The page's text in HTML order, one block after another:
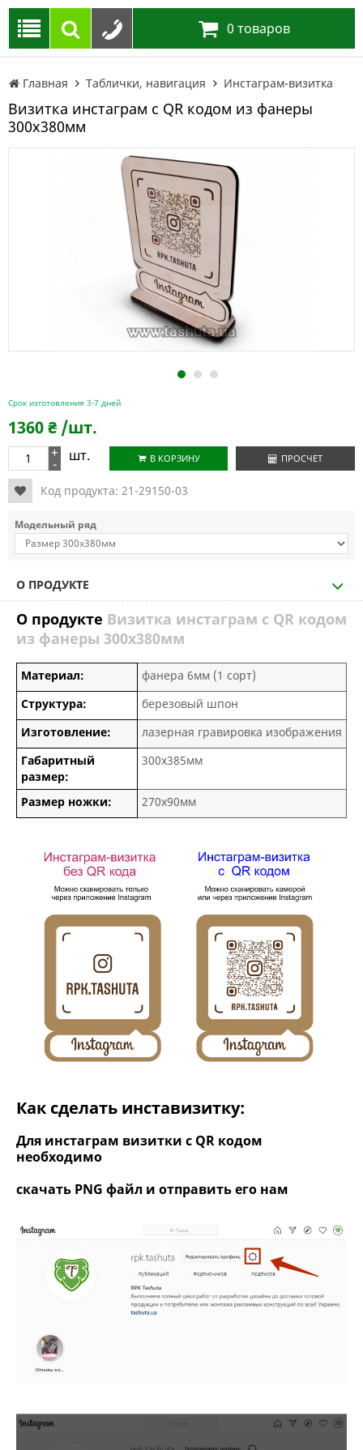
0 товаров
Главная Таблички, навигация Инстаграм-визитка
Визитка инстаграм с QR кодом из фанеры
300х380мм
1 2 3
Срок изготовления 3-7 дней
1360₴ /шт.
+
- шт. В КОРЗИНУ ПРОСЧЕТ
Код продукта: 21-29150-03
Модельный ряд
О ПРОДУКТЕ
О продукте Визитка инстаграм с QR кодом
из фанеры 300х380мм
Материал:
фанера 6мм (1 сорт)
Структура:
березовый шпон
Изготовление:
лазерная гравировка изображения
Габаритный
размер:
300х385мм
Размер ножки: 270х90мм
Как сделать инставизитку:
Для инстаграм визитки с QR кодом
необходимо
скачать PNG файл и отправить его нам